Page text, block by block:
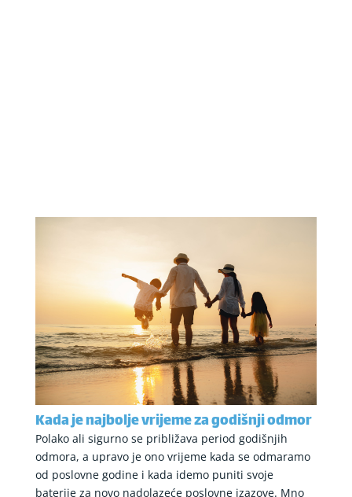
Kada je najbolje vrijeme za godišnji odmor
Polako ali sigurno se približava period godišnjih
odmora, a upravo je ono vrijeme kada se odmaramo
od poslovne godine i kada idemo puniti svoje
baterije za novo nadolazeće poslovne izazove. Mno